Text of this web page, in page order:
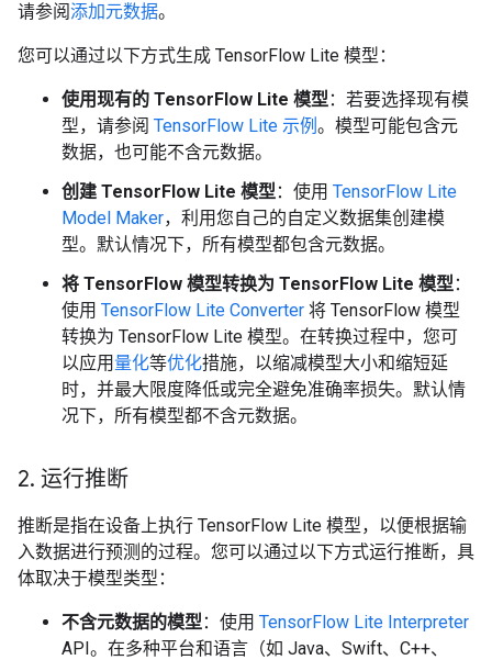
请参阅添加元数据。
您可以通过以下方式生成 TensorFlow Lite 模型：
使用现有的 TensorFlow Lite 模型：若要选择现有模
型，请参阅 TensorFlow Lite 示例 。模型可能包含元
数据，也可能不含元数据。
创建 TensorFlow Lite 模型：使用 TensorFlow Lite
Model Maker，利用您自己的自定义数据集创建模
型。默认情况下，所有模型都包含元数据。
将 TensorFlow 模型转换为 TensorFlow Lite 模型：
使用 TensorFlow Lite Converter 将 TensorFlow 模型
转换为 TensorFlow Lite 模型。在转换过程中，您可
以应用 量化等优化措施，以缩减模型大小和缩短延
时，并最大限度降低或完全避免准确率损失。默认情
况下，所有模型都不含元数据。
2. 运行推断
推断是指在设备上执行 TensorFlow Lite 模型，以便根据输
入数据进行预测的过程。 您可以通过以下方式运行推断，具
体取决于模型类型：
不含元数据的模型：使用 TensorFlow Lite Interpreter
API。 在多种平台和语言（如 Java、Swift、C++、